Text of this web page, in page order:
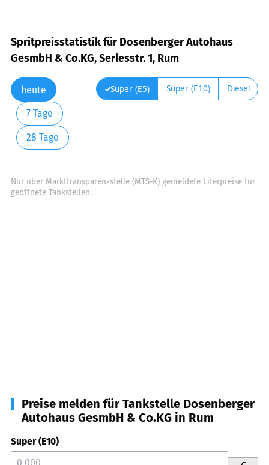
Spritpreisstatistik für Dosenberger Autohaus
GesmbH & Co.KG, Serlesstr. 1, Rum
heute
7 Tage
28 Tage
Super (E5) Super (E10) Diesel
Nur über Markttransparenzstelle (MTS-K) gemeldete Literpreise für
geöffnete Tankstellen.
Preise melden für Tankstelle Dosenberger
Autohaus GesmbH & Co.KG in Rum
Super (E10)